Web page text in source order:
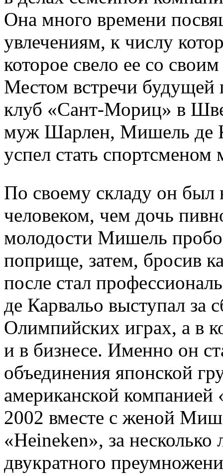
Она много времени
увлечениям, к числу
которое свело ее со
Местом встречи
клуб «Сант-Мориц» в
муж Шарлен, Мишель де
успел стать спортсменом
По своему складу он был
человеком, чем дочь
молодости Мишель
поприще, затем, бросив
после стал
де Карвальо выступал за
Олимпийских играх, а в
и в бизнесе. Именно он
объединения японской
американской
2002 вместе с женой
«Heineken», за
двукратного